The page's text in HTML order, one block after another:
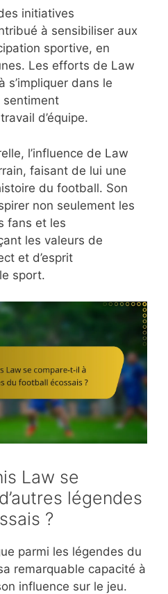
initiatives
à sensibiliser aux
sportive, en
Les efforts de Law
s’impliquer dans le
d’équipe.
l’influence de Law
faisant de lui une
du football. Son
non seulement les
fans et les
les valeurs de
et d’esprit
sport.
Law se
légendes
?
parmi les légendes du
remarquable capacité à
influence sur le jeu.